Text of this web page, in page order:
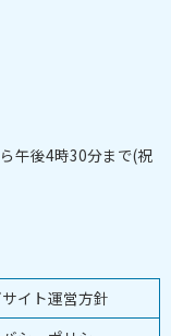
イト運営方針
午後4時30分まで(祝